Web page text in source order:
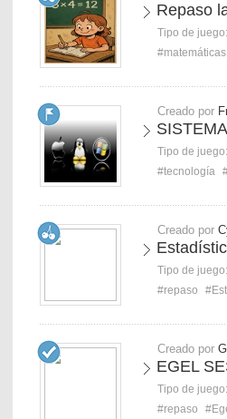
Repaso
Tipo de juego:
#matemáticas
Creado por
Tipo de juego:
#tecnología
Creado por
Tipo de juego:
#repaso
Creado por
EGEL
Tipo de juego:
#repaso